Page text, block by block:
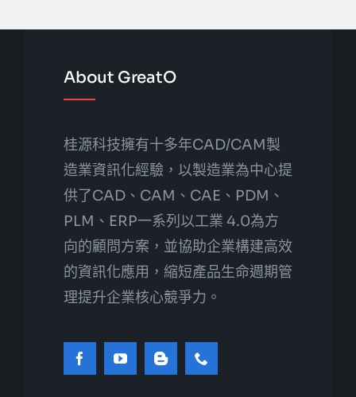
About GreatO
桂源科技擁有十多年CAD/CAM製
造業資訊化經驗，以製造業為中心提
供了CAD、CAM、CAE、PDM、
PLM、ERP一系列以工業 4.0為方
向的顧問方案，並協助企業構建高效
的資訊化應用，縮短產品生命週期管
理提升企業核心競爭力。